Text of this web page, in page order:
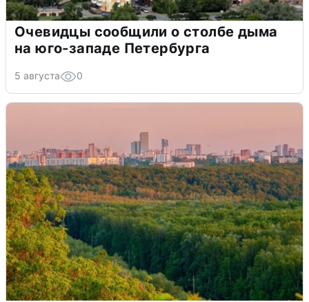
Очевидцы сообщили о столбе дыма
на юго-западе Петербурга
5 августа 0